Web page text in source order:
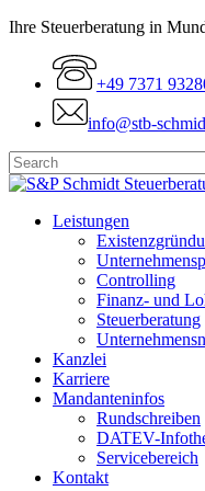
Skip
content
Ihre Steuerberatung in
+49 7371
info@stb-
Close
Menu
Leistungen
Controlling
Finanz- und
Steuerberatung
Kanzlei
Karriere
Mandanteninfos
Rundschreiben
DATEV-
Servicebereich
Kontakt